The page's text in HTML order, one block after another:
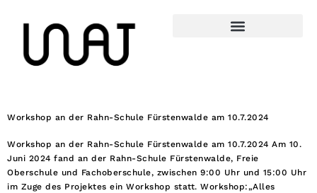
Workshop an der Rahn-Schule Fürstenwalde am 10.7.2024
Workshop an der Rahn-Schule Fürstenwalde am 10.7.2024 Am 10.
Juni 2024 fand an der Rahn-Schule Fürstenwalde, Freie
Oberschule und Fachoberschule, zwischen 9:00 Uhr und 15:00 Uhr
im Zuge des Projektes ein Workshop statt. Workshop:„Alles